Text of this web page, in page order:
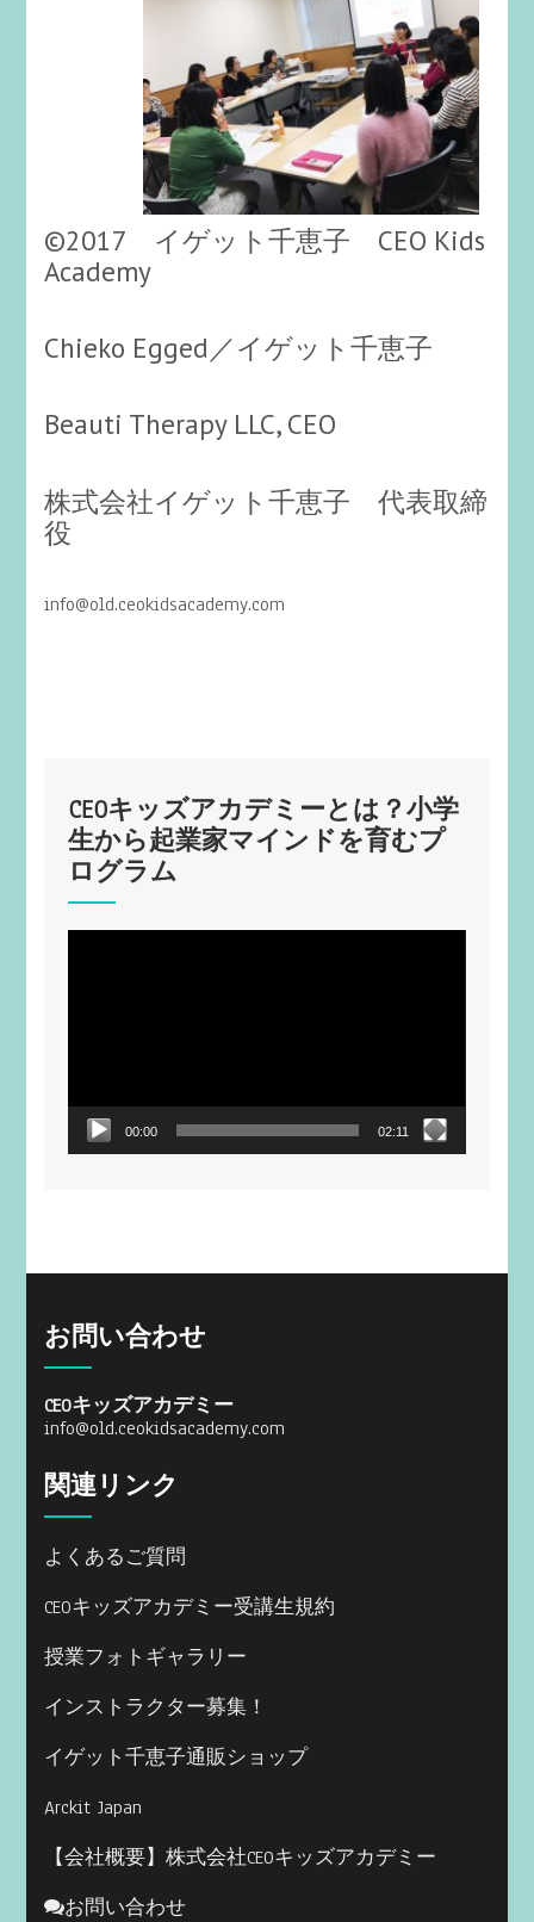
©2017 イゲット千恵子 CEO Kids
Academy
Chieko Egged／イゲット千恵子
Beauti Therapy LLC, CEO
株式会社イゲット千恵子 代表取締
役
info@old.ceokidsacademy.com
CEOキッズアカデミーとは？小学
生から起業家マインドを育むプ
ログラム
00:00 02:11
お問い合わせ
CEOキッズアカデミー
info@old.ceokidsacademy.com
関連リンク
よくあるご質問
CEOキッズアカデミー受講生規約
授業フォトギャラリー
インストラクター募集！
イゲット千恵子通販ショップ
Arckit Japan
【会社概要】株式会社CEOキッズアカデミー
お問い合わせ